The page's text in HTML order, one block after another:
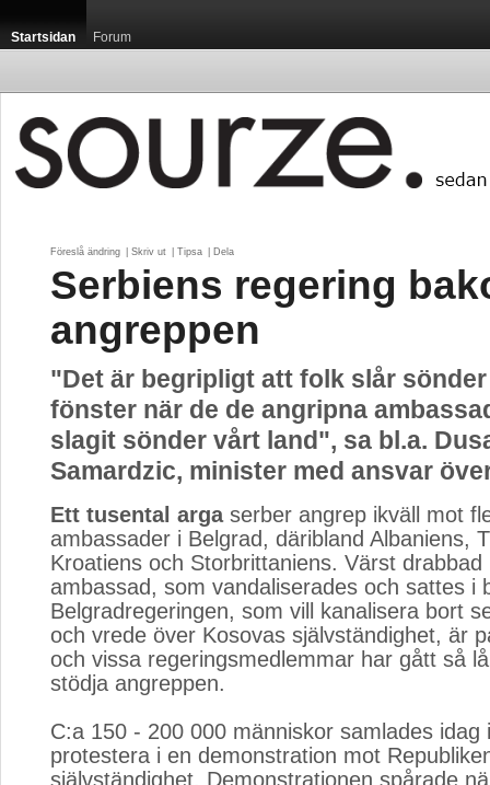
Startsidan Forum
Föreslå ändring Skriv ut Tipsa Dela
Serbiens regering
angreppen
"Det är begripligt att folk slår
fönster när de de angripna
slagit sönder vårt land", sa bl.a.
Samardzic, minister med ansvar
Ett tusental argaserber angrep ikväll mot
ambassader i Belgrad, däribland Albaniens,
Kroatiens och Storbrittaniens. Värst drabbad
ambassad, som vandaliserades och sattes i
Belgradregeringen, som vill kanalisera bort
och vrede över Kosovas självständighet, är
och vissa regeringsmedlemmar har gått så
stödja angreppen.
C:a 150 - 200 000 människor samlades idag
protestera i en demonstration mot
självständighet. Demonstrationen spårade